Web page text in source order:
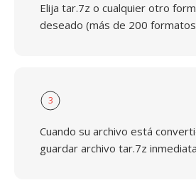
Elija tar.7z o cualquier otro
deseado (más de 200
3
Cuando su archivo está
guardar archivo tar.7z